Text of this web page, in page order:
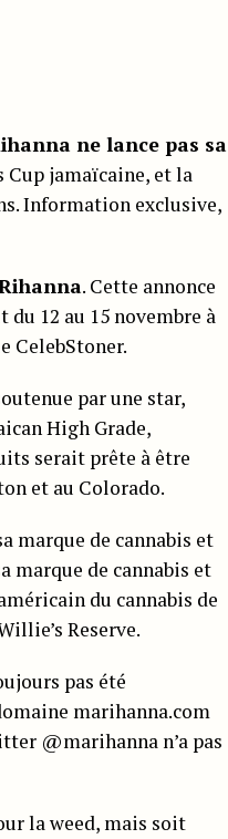
ne lance pas sa
Cup jamaïcaine, et la
Information exclusive,
. Cette annonce
12 au 15 novembre à
CelebStoner.
par une star,
High Grade,
serait prête à être
et au Colorado.
marque de cannabis et
marque de cannabis et
du cannabis de
Reserve.
pas été
marihanna.com
@marihanna n’a pas
la weed, mais soit